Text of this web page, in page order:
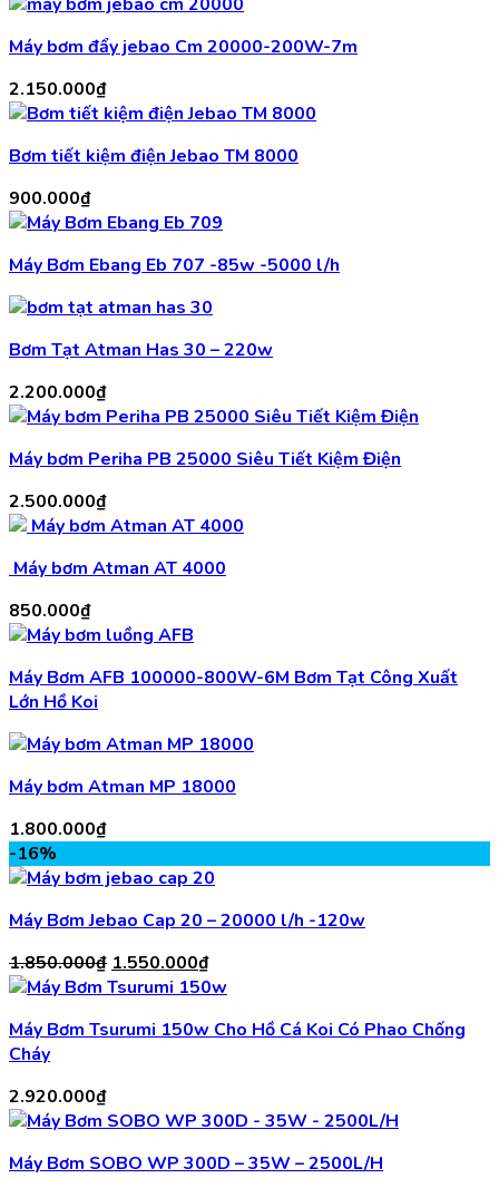
Máy bơm đẩy jebao Cm 20000-200W-7m
2.150.000₫
Bơm tiết kiệm điện Jebao TM 8000
900.000₫
Máy Bơm Ebang Eb 707 -85w -5000 l/h
Bơm Tạt Atman Has 30 – 220w
2.200.000₫
Máy bơm Periha PB 25000 Siêu Tiết Kiệm Điện
2.500.000₫
Máy bơm Atman AT 4000
850.000₫
Máy Bơm AFB 100000-800W-6M Bơm Tạt Công Xuất
Lớn Hồ Koi
Máy bơm Atman MP 18000
1.800.000₫
-16%
Máy Bơm Jebao Cap 20 – 20000 l/h -120w
1.850.000₫ Giá
gốc
1.850.000₫.
1.550.000₫Giá
hiện
là:
Máy Bơm Tsurumi 150w Cho Hồ Cá Koi Có Phao Chống
Cháy
2.920.000₫
Máy Bơm SOBO WP 300D – 35W – 2500L/H